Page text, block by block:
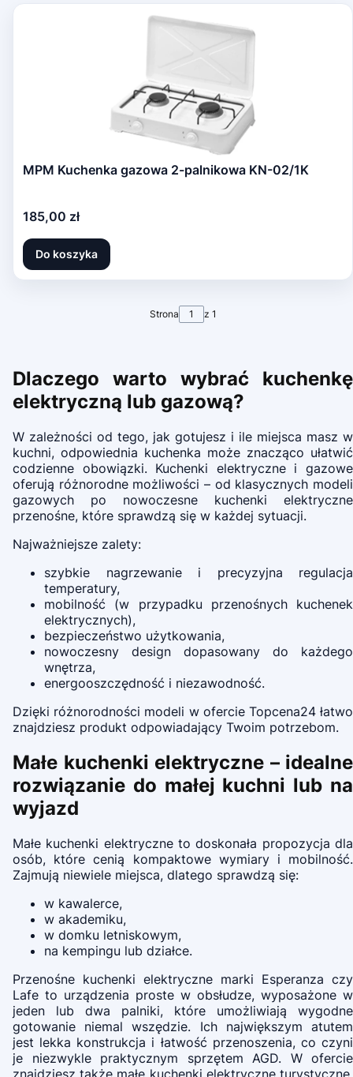
MPM Kuchenka gazowa 2-palnikowa KN-02/1K
Cena
185,00 zł
Do koszyka
Strona z 1
Dlaczego warto wybrać kuchenkę
elektryczną lub gazową?
W zależności od tego, jak gotujesz i ile miejsca masz w
kuchni, odpowiednia kuchenka może znacząco ułatwić
codzienne obowiązki. Kuchenki elektryczne i gazowe
oferują różnorodne możliwości – od klasycznych modeli
gazowych po nowoczesne kuchenki elektryczne
przenośne, które sprawdzą się w każdej sytuacji.
Najważniejsze zalety:
szybkie nagrzewanie i precyzyjna regulacja
temperatury,
mobilność (w przypadku przenośnych kuchenek
elektrycznych),
bezpieczeństwo użytkowania,
nowoczesny design dopasowany do każdego
wnętrza,
energooszczędność i niezawodność.
Dzięki różnorodności modeli w ofercie Topcena24 łatwo
znajdziesz produkt odpowiadający Twoim potrzebom.
Małe kuchenki elektryczne – idealne
rozwiązanie do małej kuchni lub na
wyjazd
Małe kuchenki elektryczne to doskonała propozycja dla
osób, które cenią kompaktowe wymiary i mobilność.
Zajmują niewiele miejsca, dlatego sprawdzą się:
w kawalerce,
w akademiku,
w domku letniskowym,
na kempingu lub działce.
Przenośne kuchenki elektryczne marki Esperanza czy
Lafe to urządzenia proste w obsłudze, wyposażone w
jeden lub dwa palniki, które umożliwiają wygodne
gotowanie niemal wszędzie. Ich największym atutem
jest lekka konstrukcja i łatwość przenoszenia, co czyni
je niezwykle praktycznym sprzętem AGD. W ofercie
znajdziesz także małe kuchenki elektryczne turystyczne,